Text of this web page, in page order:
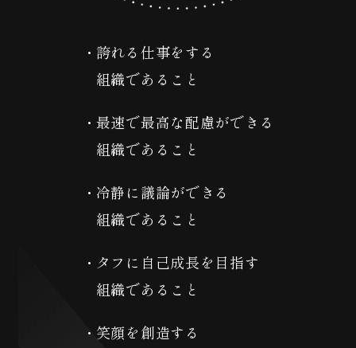
誇れる仕事をする
組織であること
最速で最高な配慮ができる
組織であること
冷静に議論ができる
組織であること
タフに自己成長を目指す
組織であること
笑顔を創造する